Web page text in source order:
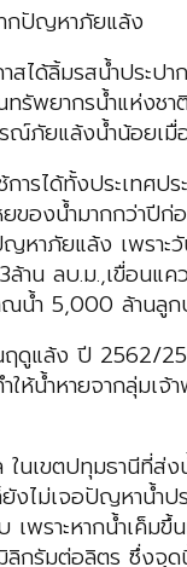
กปัญหาภัยแล้ง
ด้ลิ้มรสน้ำประป
พยากรน้ำแห่งช
ณ์ภัยแล้งน้ำน้อยเ
ารได้ทั้งประเท
องน้ำมากกว่าปี
าภัยแล้ง เพรา
าน ลบ.ม.,เขื่อน
ำ 5,000 ล้านลู
แล้ง ปี 2562/
ห้น้ำหายจากลุ่ม
นเขตปทุมธานีที่
ไม่เจอปัญหาน้ำ
ราะหากน้ำเค็ม
กรัมต่อลิตร ซึ่งจุด